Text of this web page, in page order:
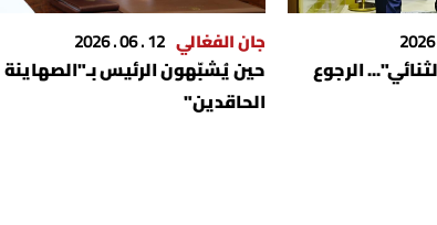
الرجوع
جان الفغالي 12 . 06 . 2026
حين يُشبّهون الرئيس بـ"الصهاينة
الحاقدين"